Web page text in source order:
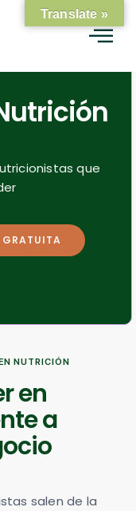
que
GRATUITA
NUTRICIÓN
en
a
salen de la
Translate »